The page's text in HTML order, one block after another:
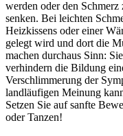
werden oder den
senken. Bei leichten
Heizkissens oder einer
gelegt wird und dort die
machen durchaus Sinn:
verhindern die Bildung
Verschlimmerung der
landläufigen Meinung
Setzen Sie auf sanfte
oder Tanzen!